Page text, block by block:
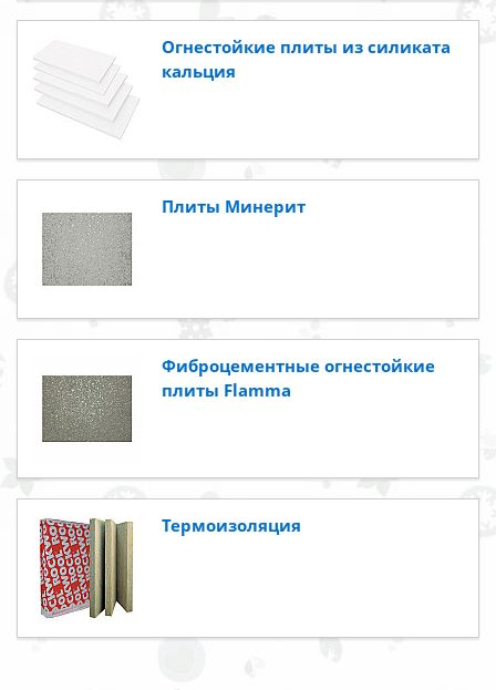
Огнестойкие плиты из силиката
кальция
Плиты Минерит
Фиброцементные огнестойкие
плиты Flamma
Термоизоляция